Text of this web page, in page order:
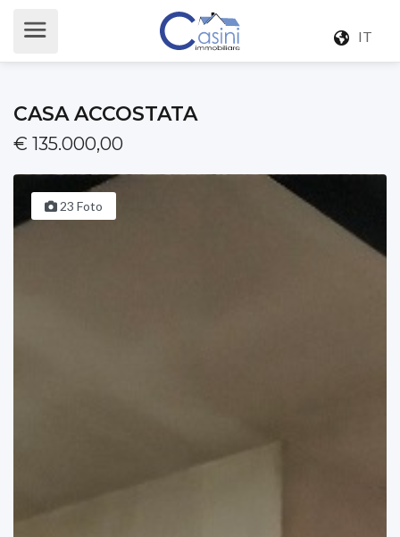
IT
CASA ACCOSTATA
€ 135.000,00
23 Foto